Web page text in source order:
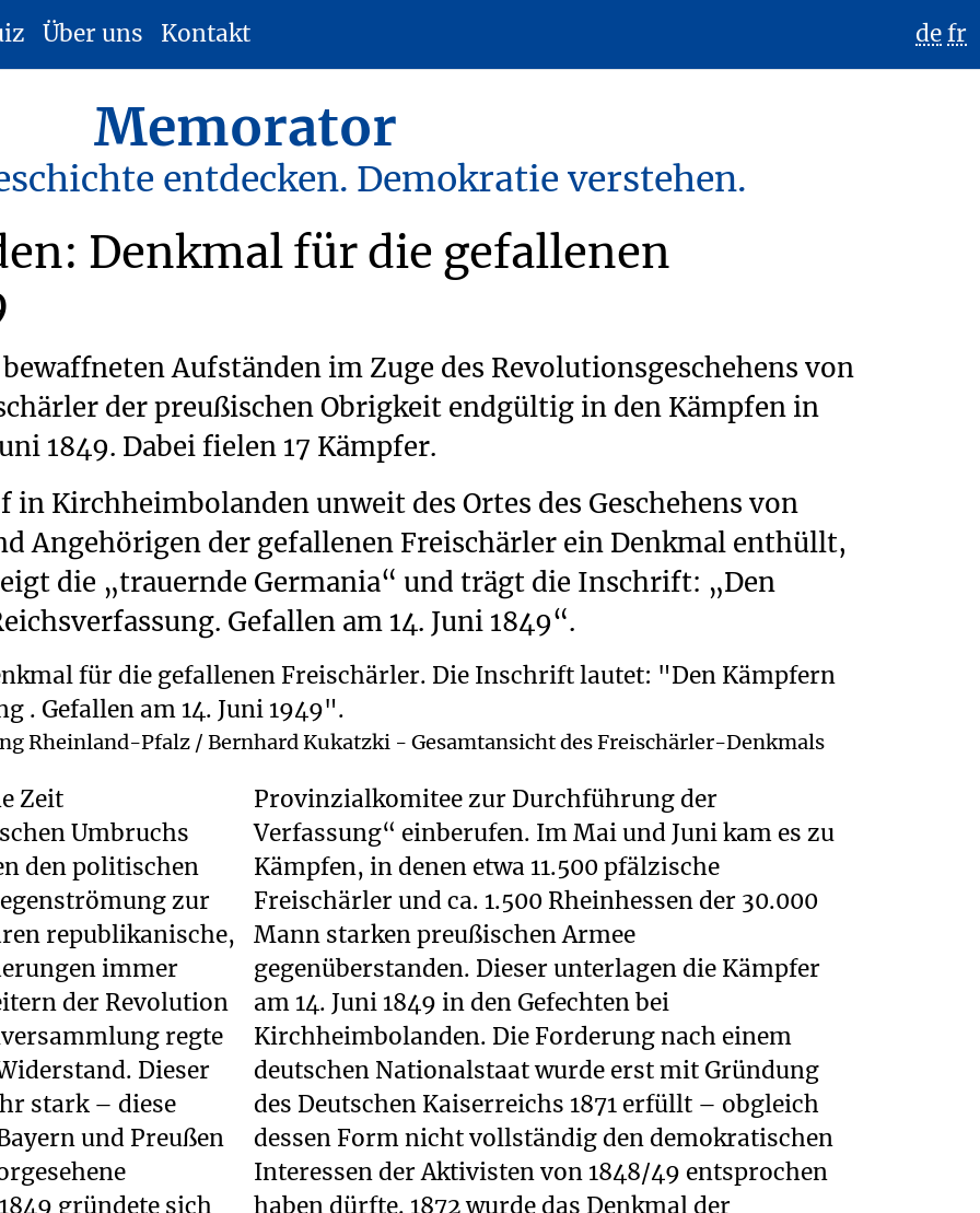
Über uns Kontakt defr
Memorator
entdecken. Demokratie verstehen.
Denkmal für die gefallenen
Aufständen im Zuge des Revolutionsgeschehens von
der preußischen Obrigkeit endgültig in den Kämpfen in
1849. Dabei fielen 17 Kämpfer.
in Kirchheimbolanden unweit des Ortes des Geschehens von
Angehörigen der gefallenen Freischärler ein Denkmal enthüllt,
die „trauernde Germania“ und trägt die Inschrift: „Den
Gefallen am 14. Juni 1849“.
Rheinland-Pfalz / Bernhard Kukatzki - Gesamtansicht des Freischärler-Denkmals
Zeit
Umbruchs
den politischen
zur
republikanische,
immer
der Revolution
regte
Dieser
stark – diese
und Preußen
gründete sich
der
Juni kam es zu
pfälzische
der 30.000
Armee
die Kämpfer
Gefechten bei
nach einem
mit Gründung
– obgleich
demokratischen
Denkmal der